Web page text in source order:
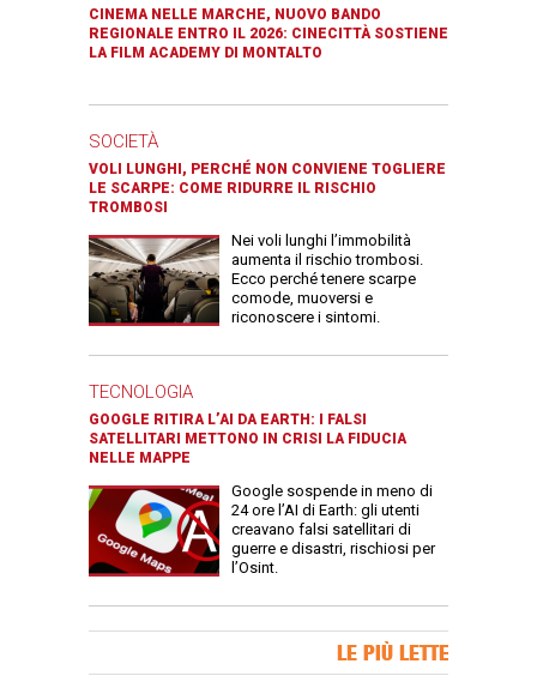
CINEMA NELLE MARCHE, NUOVO BANDO
REGIONALE ENTRO IL 2026: CINECITTÀ SOSTIENE
LA FILM ACADEMY DI MONTALTO
SOCIETÀ
VOLI LUNGHI, PERCHÉ NON CONVIENE TOGLIERE
LE SCARPE: COME RIDURRE IL RISCHIO
TROMBOSI
Nei voli lunghi l’immobilità
aumenta il rischio trombosi.
Ecco perché tenere scarpe
comode, muoversi e
riconoscere i sintomi.
TECNOLOGIA
GOOGLE RITIRA L’AI DA EARTH: I FALSI
SATELLITARI METTONO IN CRISI LA FIDUCIA
NELLE MAPPE
Google sospende in meno di
24 ore l’AI di Earth: gli utenti
creavano falsi satellitari di
guerre e disastri, rischiosi per
l’Osint.
LE PIÙ LETTE